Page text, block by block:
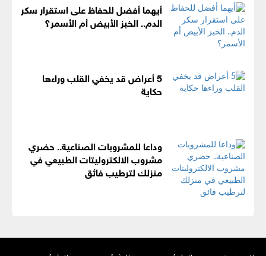
أيهما أفضل للحفاظ على استقرار سكر
الدم.. الخبز الأبيض أم الأسمر؟
5 أعراض قد يخفي القلب وراءها
حكاية
وداعا للمشروبات الصناعية.. حضري
مشروب الالكتروليتات الطبيعي في
منزلك لترطيب فائق